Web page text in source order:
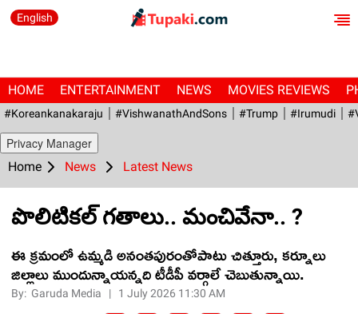
English
HOME ENTERTAINMENT NEWS MOVIES REVIEWS
#Koreankanakaraju #VishwanathAndSons #Trump #irumudi
Privacy Manager
Home News Latest News
పొలిటిక‌ల్ గతాలు.. మంచివేనా.. ?
ఈ క్ర‌మంలో ఉమ్మ‌డి అనంత‌పురంతోపాటు చిత్తూరు, క‌ర్నూలు
జిల్లాలు ముందున్నాయ‌న్న‌ది టీడీపీ వ‌ర్గాలే చెబుతున్నాయి.
By: Garuda Media | 1 July 2026 11:30 AM